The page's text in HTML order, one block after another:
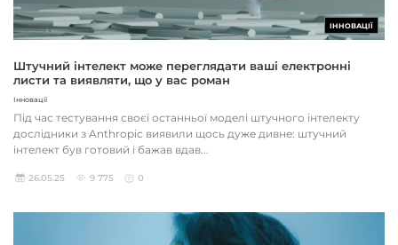
ІННОВАЦІЇ
Штучний інтелект може переглядати ваші електронні
листи та виявляти, що у вас роман
Інновації
Під час тестування своєї останньої моделі штучного інтелекту
дослідники з Anthropic виявили щось дуже дивне: штучний
інтелект був готовий і бажав вдав...
26.05.25 9 775 0